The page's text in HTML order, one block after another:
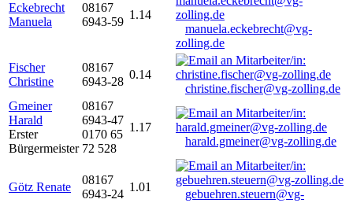
Eckebrecht
Manuela
08167
6943-59
1.14
manuela.eckebrecht@vg-
zolling.de
Fischer
Christine
08167
6943-28
0.14
christine.fischer@vg-zolling.de
Gmeiner
Harald
Erster
Bürgermeister
08167
6943-47
0170 65
72 528
1.17
harald.gmeiner@vg-zolling.de
Götz Renate
08167
6943-24
1.01
gebuehren.steuern@vg-